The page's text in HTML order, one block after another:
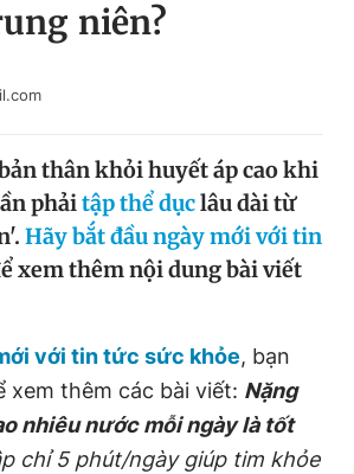
Magazine
Bạn cần biết
Liên hệ quảng cáo
niên?
thân khỏi huyết áp cao khi
phảitập thể dụclâu dài từ
Hãy bắt đầu ngày mới với tin
xem thêm nội dung bài viết
với tin tức sức khỏe, bạn
xem thêm các bài viết: Nặng
nhiêu nước mỗi ngày là tốt
chỉ 5 phút/ngày giúp tim khỏe